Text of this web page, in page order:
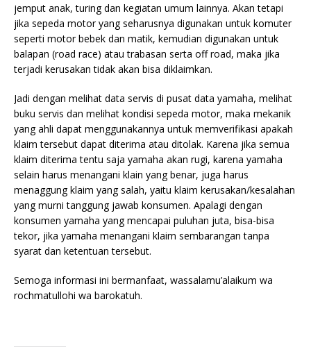
jemput anak, turing dan kegiatan umum lainnya. Akan tetapi
jika sepeda motor yang seharusnya digunakan untuk komuter
seperti motor bebek dan matik, kemudian digunakan untuk
balapan (road race) atau trabasan serta off road, maka jika
terjadi kerusakan tidak akan bisa diklaimkan.
Jadi dengan melihat data servis di pusat data yamaha, melihat
buku servis dan melihat kondisi sepeda motor, maka mekanik
yang ahli dapat menggunakannya untuk memverifikasi apakah
klaim tersebut dapat diterima atau ditolak. Karena jika semua
klaim diterima tentu saja yamaha akan rugi, karena yamaha
selain harus menangani klain yang benar, juga harus
menaggung klaim yang salah, yaitu klaim kerusakan/kesalahan
yang murni tanggung jawab konsumen. Apalagi dengan
konsumen yamaha yang mencapai puluhan juta, bisa-bisa
tekor, jika yamaha menangani klaim sembarangan tanpa
syarat dan ketentuan tersebut.
Semoga informasi ini bermanfaat, wassalamu’alaikum wa
rochmatullohi wa barokatuh.